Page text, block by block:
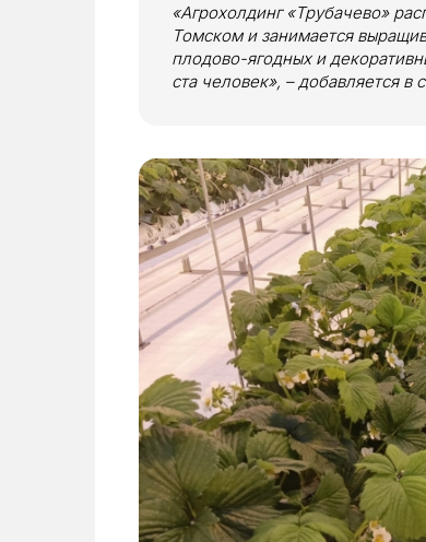
«Агрохолдинг «Трубачево»
Томском и занимается
плодово-ягодных и
ста человек», – добавляется в